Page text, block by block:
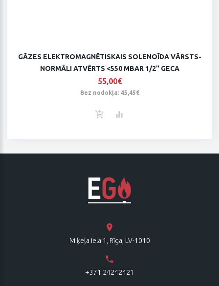
GĀZES ELEKTROMAGNĒTISKAIS SOLENOĪDA VĀRSTS-
NORMĀLI ATVĒRTS <550 MBAR 1/2" GECA
55,00€
Bez nodokļa: 45,45€
Miķeļa iela 1, Rīga, LV-1010
+371 24242421